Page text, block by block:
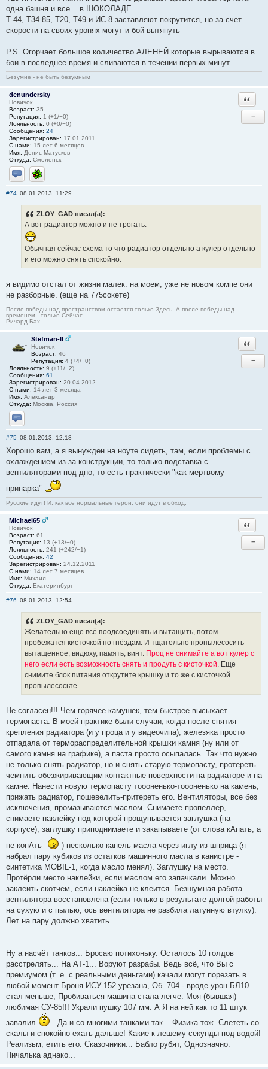
одна башня и все... в ШОКОЛАДЕ...
Т-44, Т34-85, Т20, Т49 и ИС-8 заставляют покрутится, но за счет
скорости на своих уронях могут и бой вытянуть
P.S. Огорчает большое количество АЛЕНЕЙ которые вырываются в
бои в последнее время и сливаются в течении первых минут.
Безумие - не быть безумным
denundersky
Новичок
Возраст: 35
Репутация: 1 (+1/−0)
Лояльность: 0 (+0/−0)
Сообщения: 24
Зарегистрирован: 17.01.2011
С нами: 15 лет 6 месяцев
Имя: Денис Матусков
Откуда: Cмоленск
Отправить личное сообщение
ICQ
−
#74 08.01.2013, 11:29
ZLOY_GAD писал(а):
А вот радиатор можно и не трогать.
Обычная сейчас схема то что радиатор отдельно а кулер отдельно
и его можно снять спокойно.
я видимо отстал от жизни малек. на моем, уже не новом компе они
не разборные. (еще на 775сокете)
После победы над пространством остается только Здесь. А после победы над
временем - только Сейчас.
Ричард Бах
Stefman-II
Новичок
Возраст: 46
Репутация: 4 (+4/−0)
Лояльность: 9 (+11/−2)
Сообщения: 61
Зарегистрирован: 20.04.2012
С нами: 14 лет 3 месяца
Имя: Александр
Откуда: Москва, Россия
Отправить личное сообщение
−
#75 08.01.2013, 12:18
Хорошо вам, а я вынужден на ноуте сидеть, там, если проблемы с
охлаждением из-за конструкции, то только подставка с
вентиляторами под дно, то есть практически "как мертвому
припарка"
Русские идут! И, как все нормальные герои, они идут в обход.
Michael65
Новичок
Возраст: 61
Репутация: 13 (+13/−0)
Лояльность: 241 (+242/−1)
Сообщения: 42
Зарегистрирован: 24.12.2011
С нами: 14 лет 7 месяцев
Имя: Михаил
Откуда: Екатеринбург
−
#76 08.01.2013, 12:54
ZLOY_GAD писал(а):
Желательно еще всё поодсоединять и вытащить, потом
пробежатся кисточкой по гнёздам. И тщательно пропылесосить
вытащенное, видюху, память, винт. Проц не снимайте а вот кулер с
него если есть возможность снять и продуть с кисточкой. Еще
снимите блок питания открутите крышку и то же с кисточкой
пропылесосьте.
Не согласен!!! Чем горячее камушек, тем быстрее высыхает
термопаста. В моей практике были случаи, когда после снятия
крепления радиатора (и у проца и у видеочипа), железяка просто
отпадала от термораспределительной крышки камня (ну или от
самого камня на графике), а паста просто осыпалась. Так что нужно
не только снять радиатор, но и снять старую термопасту, протереть
чемнить обезжиривающим контактные поверхности на радиаторе и на
камне. Нанести новую термопасту тоооненько-тоооненько на камень,
прижать радиатор, пошевелить-притереть его. Вентиляторы, все без
исключения, промазываются маслом. Снимаете пропеллер,
снимаете наклейку под которой прощупывается заглушка (на
корпусе), заглушку приподнимаете и закапываете (от слова кАпать, а
не копАть
) несколько капель масла через иглу из шприца (я
набрал пару кубиков из остатков машинного масла в канистре -
синтетика MOBIL-1, когда масло менял). Заглушку на место.
Протёрли место наклейки, если маслом его запачкали. Можно
заклеить скотчем, если наклейка не клеится. Безшумная работа
вентилятора восстановлена (если только в результате долгой работы
на сухую и с пылью, ось вентилятора не разбила латунную втулку).
Лет на пару должно хватить...
Ну а насчёт танков... Бросаю потихоньку. Осталось 10 голдов
расстрелять... На АТ-1... Воруют разрабы. Ведь всё, что Вы с
премиумом (т. е. с реальными деньгами) качали могут порезать в
любой момент Броня ИСУ 152 урезана, Об. 704 - вроде урон БЛ10
стал меньше, Пробиваться машина стала легче. Моя (бывшая)
любимая СУ-85!!! Украли пушку 107 мм. А Я на ней как то 11 штук
завалил
. Да и со многими танками так... Физика тож. Слететь со
скалы и спокойно ехать дальше! Какие к лешему секунды под водой!
Реализьм, етить его. Сказочники... Бабло рубят, Однозначно.
Пичалька аднако...